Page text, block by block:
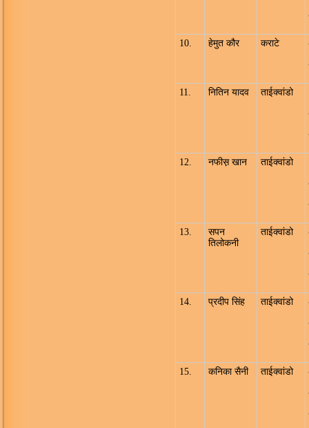
10. हेमुत कौर कराटे
11. नितिन यादव ताईक्वांडो
12. नफीस़ खान ताईक्वांडो
13.
सपन
तिलोकनी
ताईक्वांडो
14. प्रदीप सिंह ताईक्वांडो
15. कनिका सैनी ताईक्वांडो